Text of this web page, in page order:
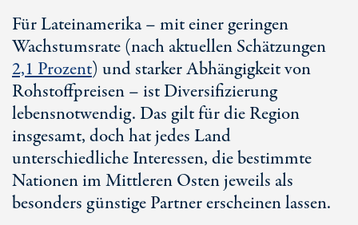
Für Lateinamerika – mit einer geringen
Wachstumsrate (nach aktuellen Schätzungen
2,1 Prozent) und starker Abhängigkeit von
Rohstoffpreisen – ist Diversifizierung
lebensnotwendig. Das gilt für die Region
insgesamt, doch hat jedes Land
unterschiedliche Interessen, die bestimmte
Nationen im Mittleren Osten jeweils als
besonders günstige Partner erscheinen lassen.